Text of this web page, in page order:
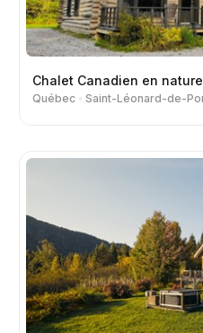
Chalet Canadien en nature
Québec Saint-Léonard-de-